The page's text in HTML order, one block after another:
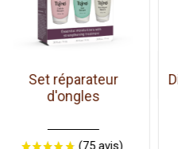
Dissolvant doux sans
acetone